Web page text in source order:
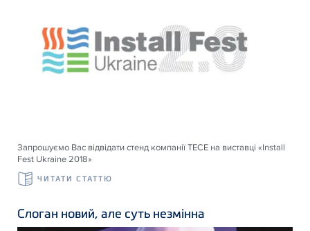
Запрошуємо Вас відвідати стенд компанії ТЕСЕ на виставці «Install
Fest Ukraine 2018»
ЧИТАТИ СТАТТЮ
Слоган новий, але суть незмінна